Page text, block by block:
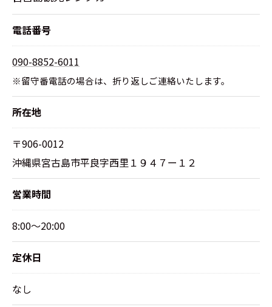
電話番号
090-8852-6011
※留守番電話の場合は、折り返しご連絡いたします。
所在地
〒906-0012
沖縄県宮古島市平良字西里１９４７ー１２
営業時間
8:00～20:00
定休日
なし